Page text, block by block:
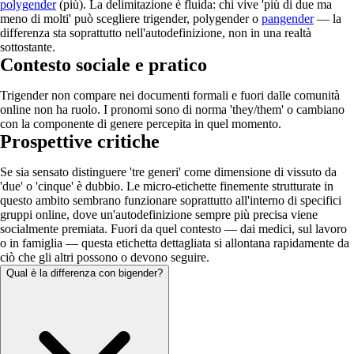
polygender(più). La delimitazione è fluida: chi vive 'più di due ma
meno di molti' può scegliere trigender, polygender o pangender— la
differenza sta soprattutto nell'autodefinizione, non in una realtà
sottostante.
Contesto sociale e pratico
Trigender non compare nei documenti formali e fuori dalle comunità
online non ha ruolo. I pronomi sono di norma 'they/them' o cambiano
con la componente di genere percepita in quel momento.
Prospettive critiche
Se sia sensato distinguere 'tre generi' come dimensione di vissuto da
'due' o 'cinque' è dubbio. Le micro-etichette finemente strutturate in
questo ambito sembrano funzionare soprattutto all'interno di specifici
gruppi online, dove un'autodefinizione sempre più precisa viene
socialmente premiata. Fuori da quel contesto — dai medici, sul lavoro
o in famiglia — questa etichetta dettagliata si allontana rapidamente da
ciò che gli altri possono o devono seguire.
Qual è la differenza con bigender?